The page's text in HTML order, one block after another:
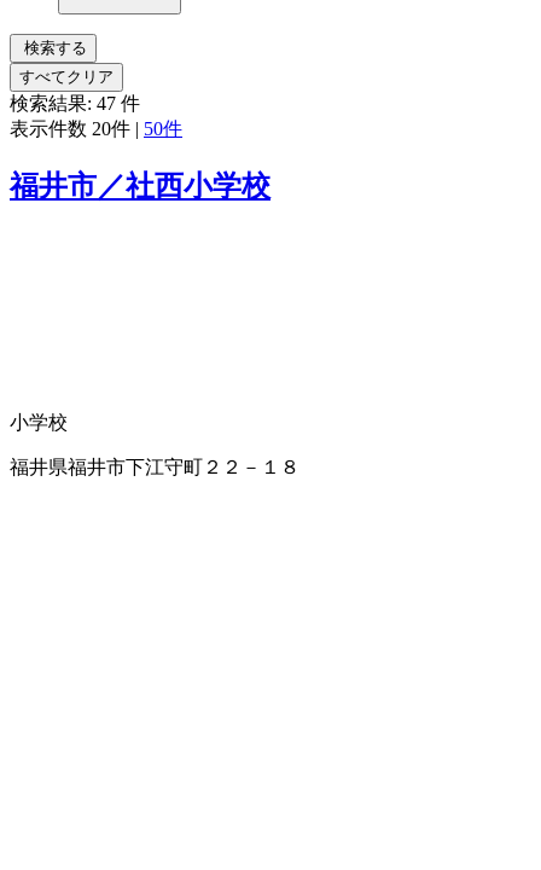
検索する
すべてクリア
検索結果: 47 件
表示件数 20件 | 50件
福井市／社西小学校
小学校
福井県福井市下江守町２２－１８